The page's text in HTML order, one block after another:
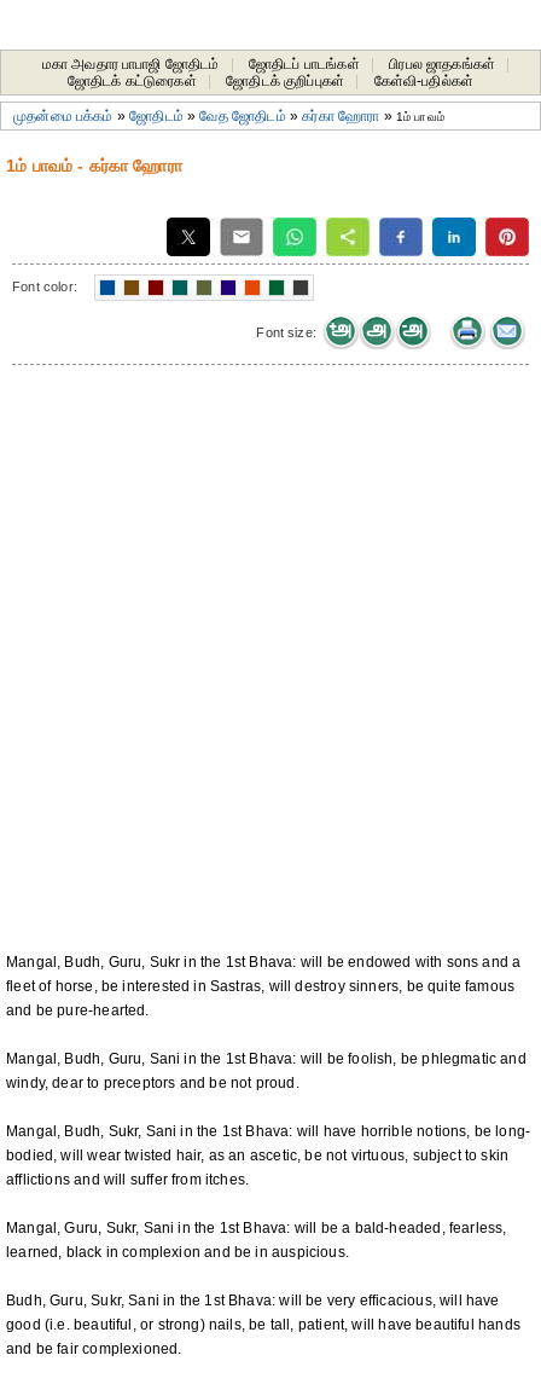
மகா அவதார பாபாஜி ஜோதிடம் ஜோதிடப் பாடங்கள் பிரபல ஜாதகங்கள்
ஜோதிடக் கட்டுரைகள்
ஜோதிடக் குறிப்புகள் கேள்வி-பதில்கள்
முதன்மை பக்கம் »ஜோதிடம் »வேத ஜோதிடம் »கர்கா ஹோரா » 1ம் பாவம்
1ம் பாவம் - கர்கா ஹோரா
Font color:
Font size:
Mangal, Budh, Guru, Sukr in the 1st Bhava: will be endowed with sons and a
fleet of horse, be interested in Sastras, will destroy sinners, be quite famous
and be pure-hearted.
Mangal, Budh, Guru, Sani in the 1st Bhava: will be foolish, be phlegmatic and
windy, dear to preceptors and be not proud.
Mangal, Budh, Sukr, Sani in the 1st Bhava: will have horrible notions, be long-
bodied, will wear twisted hair, as an ascetic, be not virtuous, subject to skin
afflictions and will suffer from itches.
Mangal, Guru, Sukr, Sani in the 1st Bhava: will be a bald-headed, fearless,
learned, black in complexion and be in auspicious.
Budh, Guru, Sukr, Sani in the 1st Bhava: will be very efficacious, will have
good (i.e. beautiful, or strong) nails, be tall, patient, will have beautiful hands
and be fair complexioned.